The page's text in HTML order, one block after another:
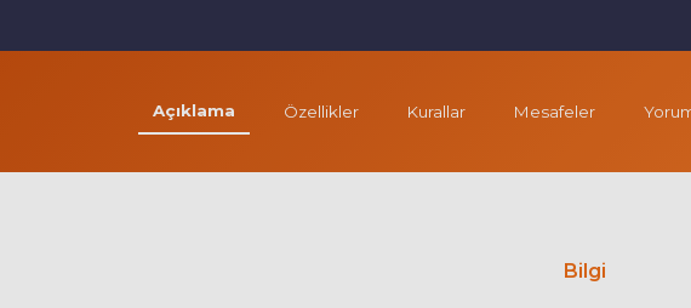
Açıklama Özellikler Kurallar Mesafeler
Bilgi